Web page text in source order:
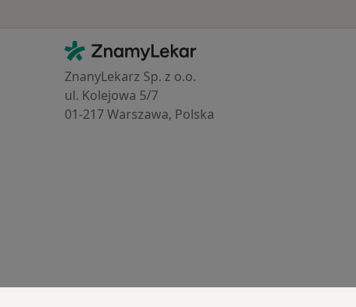
Kontakt
ZnamyLekar - Hlavní stránka
ZnanyLekarz Sp. z o.o.
ul. Kolejowa 5/7
01-217 Warszawa, Polska